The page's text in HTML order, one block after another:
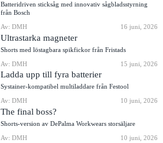
Batteridriven sticksåg med innovativ sågbladsstyrning
från Bosch
Av: DMH
16 juni, 2026
Ultrastarka magneter
Shorts med löstagbara spikfickor från Fristads
Av: DMH
15 juni, 2026
Ladda upp till fyra batterier
Systainer-kompatibel multiladdare från Festool
Av: DMH
10 juni, 2026
The final boss?
Shorts-version av DePalma Workwears storsäljare
Av: DMH
10 juni, 2026